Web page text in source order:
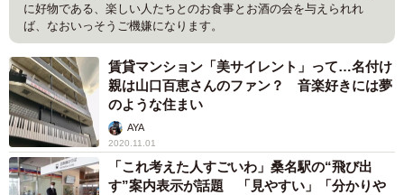
に好物である、楽しい人たちとのお食事とお酒の会を与えられれ
ば、なおいっそうご機嫌になります。
賃貸マンション「美サイレント」って…名付け
親は山口百恵さんのファン？ 音楽好きには夢
のような住まい
AYA
2020.11.01
「これ考えた人すごいわ」桑名駅の“飛び出
す”案内表示が話題 「見やすい」「分かりや